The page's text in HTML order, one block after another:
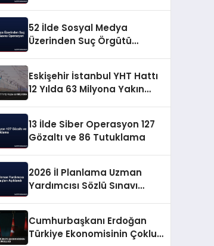
52 İlde Sosyal Medya
Üzerinden Suç Örgütü
Eskişehir İstanbul YHT Hattı
12 Yılda 63 Milyona Yakın
13 İlde Siber Operasyon 127
Gözaltı ve 86 Tutuklama
2026 İl Planlama Uzman
Yardımcısı Sözlü Sınavı
Cumhurbaşkanı Erdoğan
Türkiye Ekonomisinin Çoklu